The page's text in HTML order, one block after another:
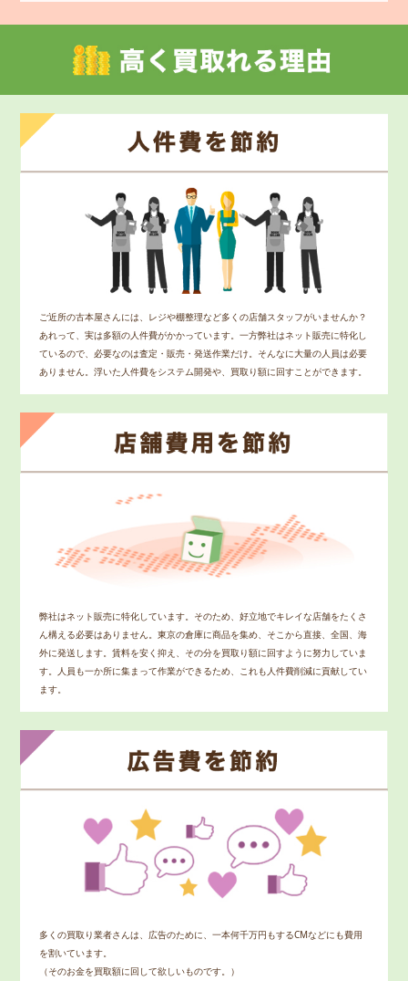
ご近所の古本屋さんには、レジや棚整理など多くの店舗スタッフがいませんか？
あれって、実は多額の人件費がかかっています。一方弊社はネット販売に特化し
ているので、必要なのは査定・販売・発送作業だけ。そんなに大量の人員は必要
ありません。浮いた人件費をシステム開発や、買取り額に回すことができます。
弊社はネット販売に特化しています。そのため、好立地でキレイな店舗をたくさ
ん構える必要はありません。東京の倉庫に商品を集め、そこから直接、全国、海
外に発送します。賃料を安く抑え、その分を買取り額に回すように努力していま
す。人員も一か所に集まって作業ができるため、これも人件費削減に貢献してい
ます。
多くの買取り業者さんは、広告のために、一本何千万円もするCMなどにも費用
を割いています。
（そのお金を買取額に回して欲しいものです。）